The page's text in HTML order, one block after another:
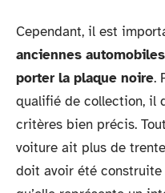
Cependant, il est
anciennes
porter la plaque noire.
qualifié de collection, il
critères bien précis.
voiture ait plus de
doit avoir été